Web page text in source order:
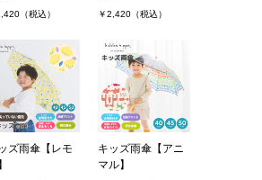
です！
がとうございます&#128522;
MORE
（税込） ￥2,420（税込）
ズ雨傘【レモ
キッズ雨傘【アニ
マル】